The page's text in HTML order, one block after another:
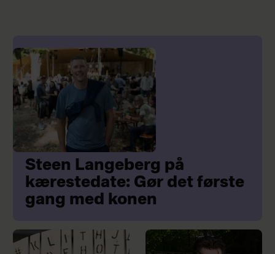
Steen Langeberg på
kærestedate: Gør det første
gang med konen